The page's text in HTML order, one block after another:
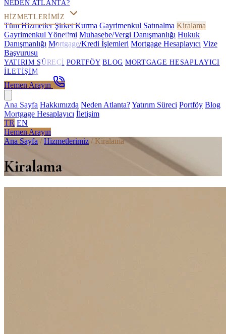
NEDEN ATLANTA?
HIZMETLERIMIZ
Tüm Hizmetler Şirket Kurma Gayrimenkul Satınalma Kiralama
Gayrimenkul Yönetimi Muhasebe/Vergi Danışmanlığı Hukuk
Danışmanlığı Mortgage/Kredi İşlemleri Mortgage Hesaplayıcı Vize
Başvurusu
YATIRIM SÜRECI PORTFÖY BLOG MORTGAGE HESAPLAYICI
İLETIŞIM
Hemen Arayın
Ana Sayfa Hakkımızda Neden Atlanta?Yatırım Süreci Portföy Blog
Mortgage Hesaplayıcı İletişim
TR EN
Hemen Arayın
Ana Sayfa / Hizmetlerimiz / Kiralama
Kiralama